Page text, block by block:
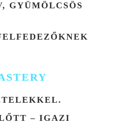
GYÜMÖLCSÖS
– IGAZI